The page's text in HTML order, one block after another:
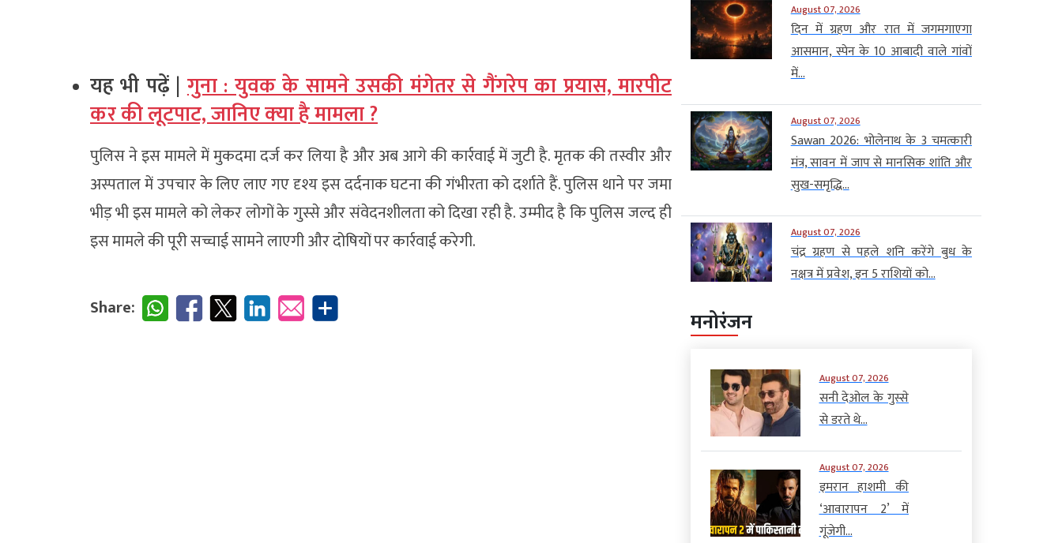
यह भी पढ़ें |गुना : युवक के सामने उसकी मंगेतर से गैंगरेप का प्रयास, मारपीट
कर की लूटपाट, जानिए क्‍या है मामला ?
पुलिस ने इस मामले में मुकदमा दर्ज कर लिया है और अब आगे की कार्रवाई में जुटी है. मृतक की तस्वीर और
अस्पताल में उपचार के लिए लाए गए दृश्य इस दर्दनाक घटना की गंभीरता को दर्शाते हैं. पुलिस थाने पर जमा
भीड़ भी इस मामले को लेकर लोगों के गुस्से और संवेदनशीलता को दिखा रही है. उम्मीद है कि पुलिस जल्द ही
इस मामले की पूरी सच्चाई सामने लाएगी और दोषियों पर कार्रवाई करेगी.
Share:
August 07, 2026
दिन में ग्रहण और रात में जगमगाएगा
आसमान, स्पेन के 10 आबादी वाले गांवों
में...
August 07, 2026
Sawan 2026: भोलेनाथ के 3 चमत्कारी
मंत्र, सावन में जाप से मानसिक शांति और
सुख-समृद्धि...
August 07, 2026
चंद्र ग्रहण से पहले शनि करेंगे बुध के
नक्षत्र में प्रवेश, इन 5 राशियों को...
मनोरंजन
August 07, 2026
सनी देओल के गुस्से
से डरते थे...
August 07, 2026
इमरान हाशमी की
‘आवारापन 2’ में
गूंजेगी...